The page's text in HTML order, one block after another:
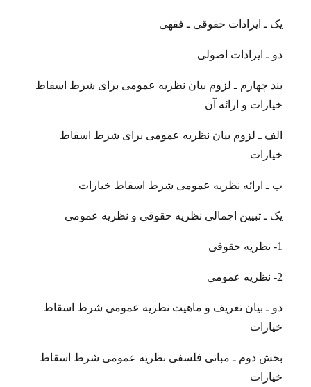
یک ـ ایرادات حقوقی ـ فقهی
دو ـ ایرادات اصولی
بند چهارم ـ لزوم بیان نظریه عمومی برای شرط اسقاط
خیارات و ارائه آن
الف ـ لزوم بیان نظریه عمومی برای شرط اسقاط
خیارات
ب ـ ارائه نظریه عمومی شرط اسقاط خیارات
یک ـ تبیین اجمالی نظریه حقوقی و نظریه عمومی
1- نظریه حقوقی
2- نظریه عمومی
دو ـ بیان تعریف و ماهیت نظریه عمومی شرط اسقاط
خیارات
بخش دوم ـ مبانی فلسفی نظریه عمومی شرط اسقاط
خیارات